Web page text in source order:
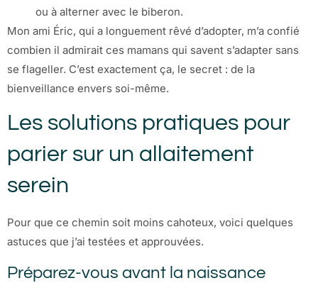
ou à alterner avec le biberon.
Mon ami Éric, qui a longuement rêvé d’adopter, m’a confié
combien il admirait ces mamans qui savent s’adapter sans
se flageller. C’est exactement ça, le secret : de la
bienveillance envers soi-même.
Les solutions pratiques pour
parier sur un allaitement
serein
Pour que ce chemin soit moins cahoteux, voici quelques
astuces que j’ai testées et approuvées.
Préparez-vous avant la naissance